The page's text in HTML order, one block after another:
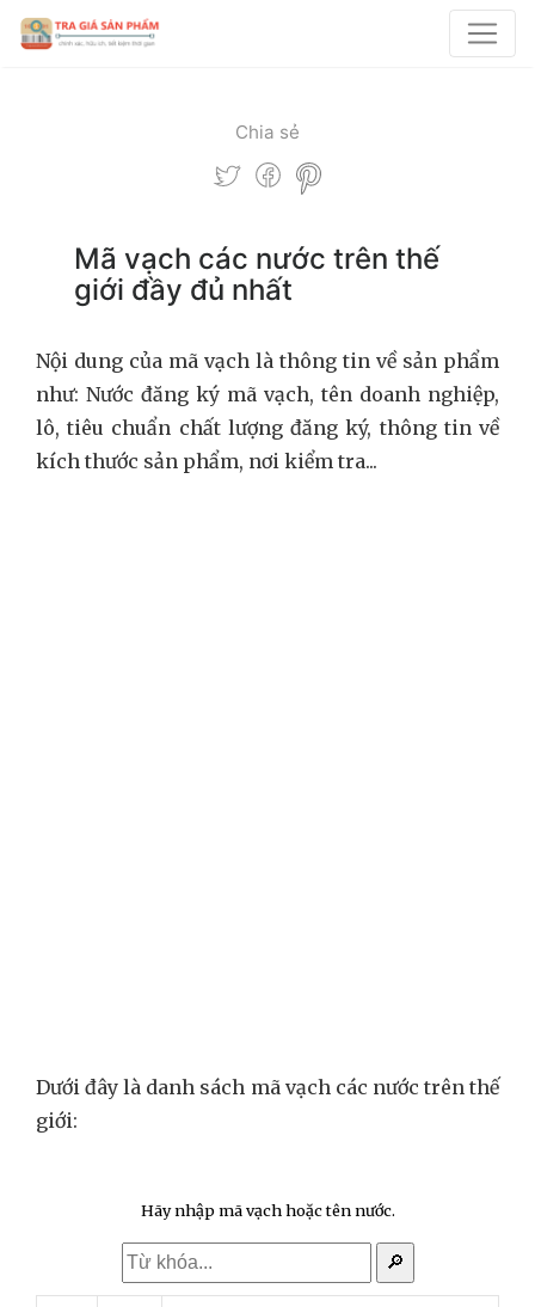
Chia sẻ
Mã vạch các nước trên thế
giới đầy đủ nhất
Nội dung của mã vạch là thông tin về sản phẩm
như: Nước đăng ký mã vạch, tên doanh nghiệp,
lô, tiêu chuẩn chất lượng đăng ký, thông tin về
kích thước sản phẩm, nơi kiểm tra...
Dưới đây là danh sách mã vạch các nước trên thế
giới:
Hãy nhập mã vạch hoặc tên nước.
🔎